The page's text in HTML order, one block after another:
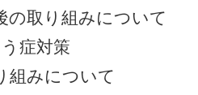
の取り組みについて
症対策
組みについて